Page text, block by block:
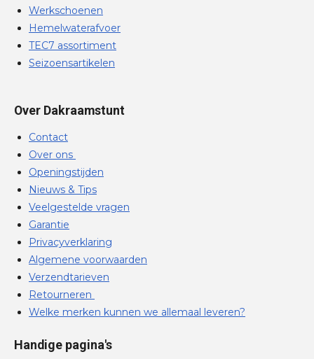
Werkschoenen
Hemelwaterafvoer
TEC7 assortiment
Seizoensartikelen
Over Dakraamstunt
Contact
Over ons
Openingstijden
Nieuws & Tips
Veelgestelde vragen
Garantie
Privacyverklaring
Algemene voorwaarden
Verzendtarieven
Retourneren
Welke merken kunnen we allemaal leveren?
Handige pagina's